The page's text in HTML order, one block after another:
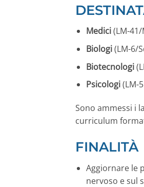
Medici(LM-41/
Biologi(LM-6/
Biotecnologi
Psicologi(LM-
Sono ammessi i
curriculum
FINALITÀ
Aggiornare le
nervoso e sul